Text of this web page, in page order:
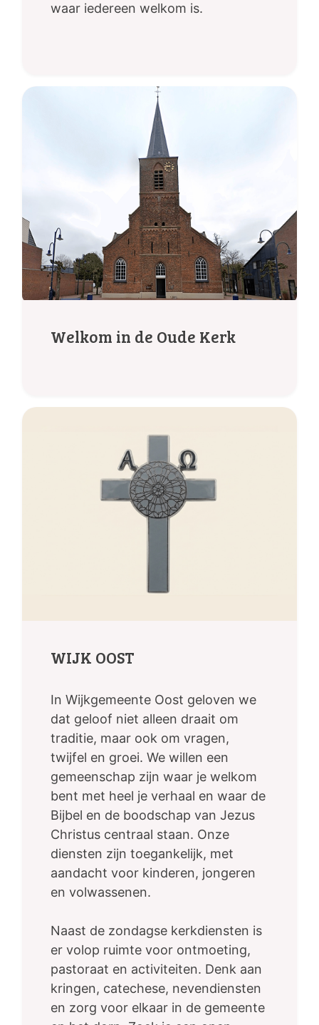
waar iedereen welkom is.
Welkom in de Oude Kerk
WIJK OOST
In Wijkgemeente Oost geloven we
dat geloof niet alleen draait om
traditie, maar ook om vragen,
twijfel en groei. We willen een
gemeenschap zijn waar je welkom
bent met heel je verhaal en waar de
Bijbel en de boodschap van Jezus
Christus centraal staan. Onze
diensten zijn toegankelijk, met
aandacht voor kinderen, jongeren
en volwassenen.
Naast de zondagse kerkdiensten is
er volop ruimte voor ontmoeting,
pastoraat en activiteiten. Denk aan
kringen, catechese, nevendiensten
en zorg voor elkaar in de gemeente